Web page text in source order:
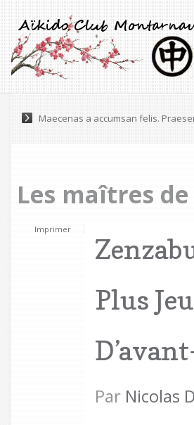
Pellentesque varius, tortor nec
Les maîtres
Imprimer
Plus
Par Nicolas